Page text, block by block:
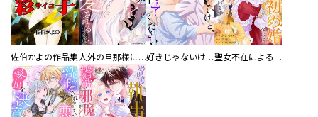
佐伯かよの作品集 人外の旦那様に娶られ毎晩ナカまで愛される…。アンソロジー 好きじゃないけど、抱いてください【電子単行本版／特典おまけ付き】 聖女不在による仮初め婚なのに、不器用な王太子に溺愛されています【電子単行本版／特典おまけ付き】